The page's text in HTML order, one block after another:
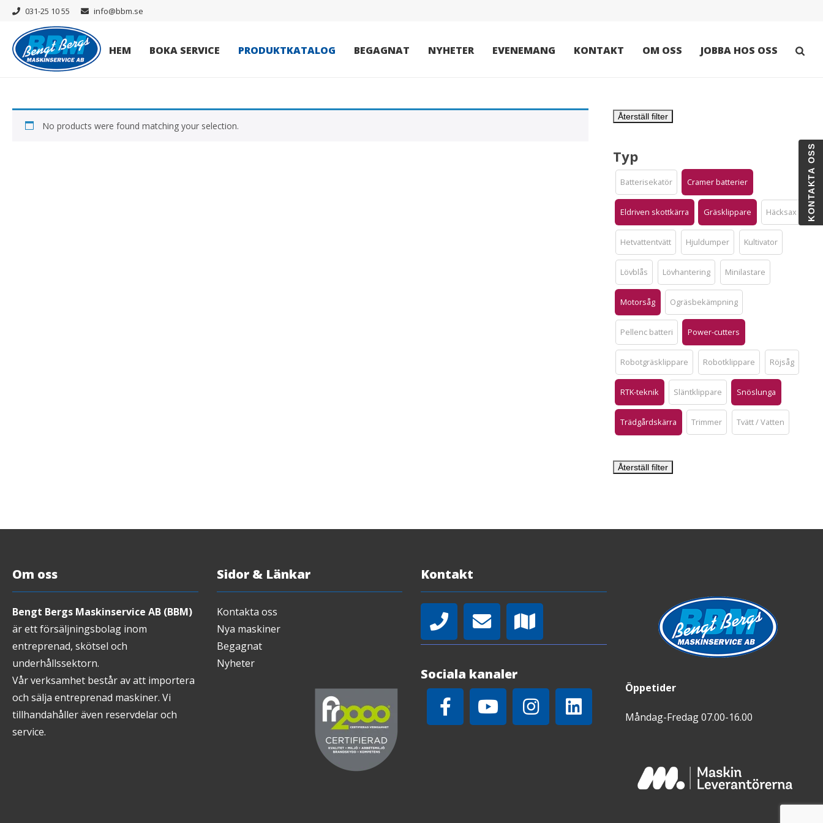
031-25 10 55 info@bbm.se
HEM BOKA SERVICE PRODUKTKATALOG BEGAGNAT NYHETER EVENEMANG KONTAKT OM OSS JOBBA HOS OSS
No products were found matching your selection.
Återställ filter
Typ
Batterisekatör Cramer batterier
Eldriven skottkärra Gräsklippare Häcksax
Hetvattentvätt Hjuldumper Kultivator
Lövblås Lövhantering Minilastare
Motorsåg Ogräsbekämpning
Pellenc batteri Power-cutters
Robotgräsklippare Robotklippare Röjsåg
RTK-teknik Släntklippare Snöslunga
Trädgårdskärra Trimmer Tvätt / Vatten
Återställ filter
Om oss
Bengt Bergs Maskinservice AB (BBM)
är ett försäljningsbolag inom
entreprenad, skötsel och
underhållssektorn.
Vår verksamhet består av att importera
och sälja entreprenad maskiner. Vi
tillhandahåller även reservdelar och
service.
Sidor & Länkar
Kontakta oss
Nya maskiner
Begagnat
Nyheter
Kontakt
Sociala kanaler
Öppetider
Måndag-Fredag 07.00-16.00
KONTAKTA OSS